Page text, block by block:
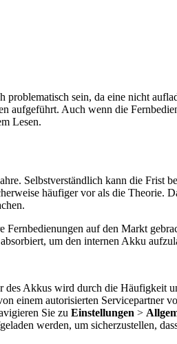
sein, da eine nicht
aufgeführt. Auch wenn die
Lesen.
Selbstverständlich kann die Frist
häufiger vor als die Theorie.
auf den Markt
um den internen Akku
Akkus wird durch die Häufigkeit
einem autorisierten Servicepartner
Sie zu Einstellungen >
werden, um sicherzustellen,